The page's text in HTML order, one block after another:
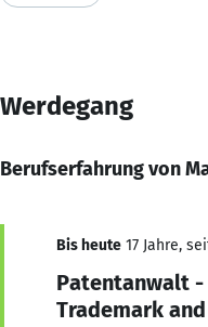
Werdegang
Berufserfahrung von
Bis heute 17 Jahre,
Patentanwalt -
Trademark